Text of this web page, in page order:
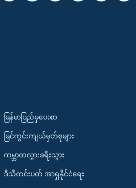
မြန်မာပြည်မှပေးစာ
မြင်ကွင်းကျယ်မှတ်စုများ
ကမ္ဘာတလွှားခရီးသွား
ဒီသီတင်းပတ် အာရှနိုင်ငံရေး